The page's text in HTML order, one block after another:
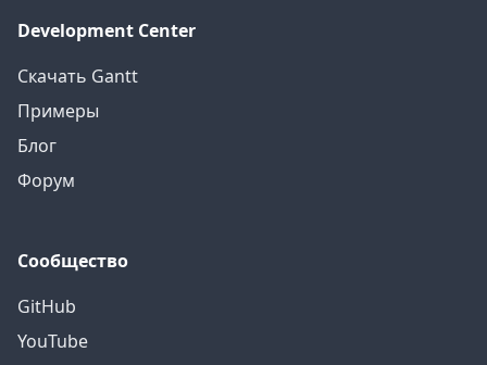
Development Center
Скачать Gantt
Примеры
Блог
Форум
Сообщество
GitHub
YouTube